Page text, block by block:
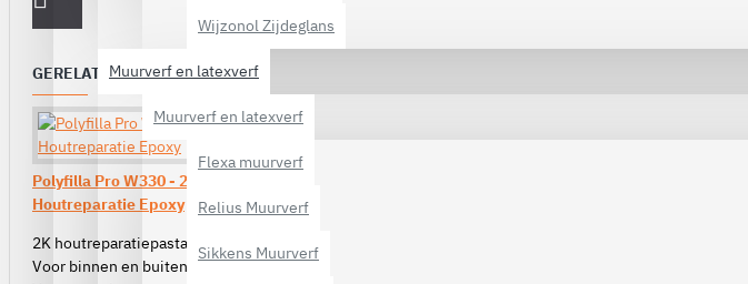
Wijzonol Zijdeglans
Muurverf en latexverf
Muurverf en latexverf
Flexa muurverf
Relius Muurverf
Sikkens Muurverf
GERELATEERDE PRODUCTEN
Polyfilla Pro W330 - 2K Grote
Houtreparatie Epoxy
2K houtreparatiepasta
Voor binnen en buiten